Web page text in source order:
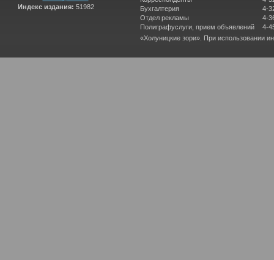
Индекс издания: 51982
Бухгалтерия
Отдел рекламы
Полиграфуслуги, прием объявлений
4-
4-
4-
«Холуницкие зори». При использовании